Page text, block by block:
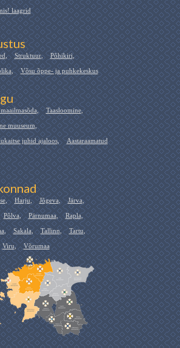
laagrid
, Struktuur, Põhikiri,
, Võsu õppe- ja puhkekeskus
, Taasloomine,
muuseum,
juhid ajaloos, Aastaraamatud
, Harju, Jõgeva, Järva,
Põlva, Pärnumaa, Rapla,
, Sakala, Tallinn, Tartu,
Viru, Võrumaa